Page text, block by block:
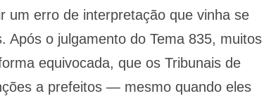
um erro de interpretação que vinha se
Após o julgamento do Tema 835, muitos
equivocada, que os Tribunais de
a prefeitos — mesmo quando eles